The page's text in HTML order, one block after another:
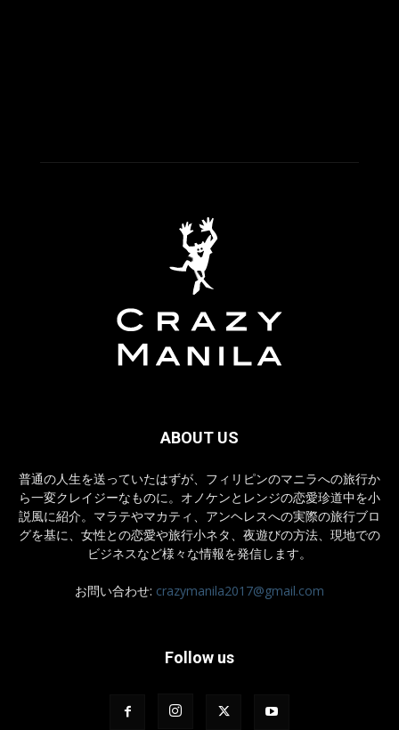
ABOUT US
普通の人生を送っていたはずが、フィリピンのマニラへの旅行か
ら一変クレイジーなものに。オノケンとレンジの恋愛珍道中を小
説風に紹介。マラテやマカティ、アンヘレスへの実際の旅行ブロ
グを基に、女性との恋愛や旅行小ネタ、夜遊びの方法、現地での
ビジネスなど様々な情報を発信します。
お問い合わせ: crazymanila2017@gmail.com
Follow us